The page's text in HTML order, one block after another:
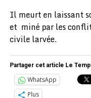
Il meurt en laissant
et miné par les
civile larvée.
Partager cet article Le
WhatsApp
Plus